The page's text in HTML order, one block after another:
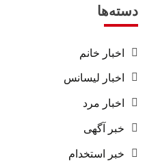
دسته‌ها
اخبار خانم
اخبار لیسانس
اخبار مرد
خبر آگهی
خبر استخدام